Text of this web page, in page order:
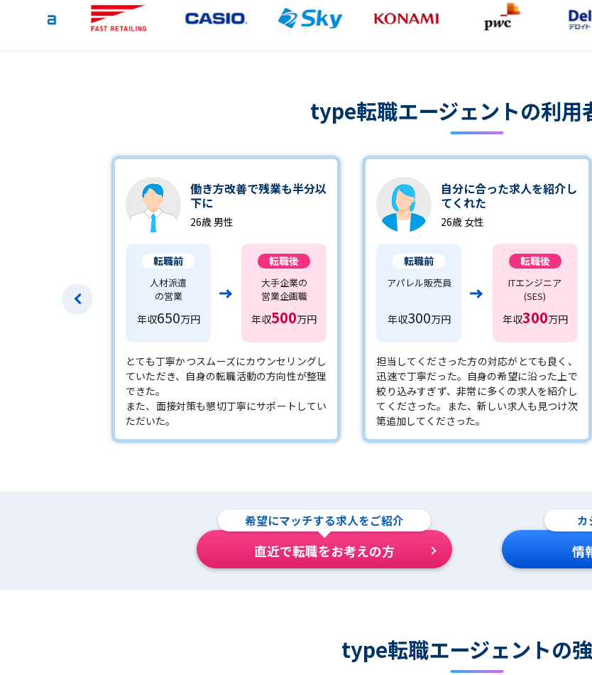
type転職エージェントの利用
働き方改善で残業も半分以
下に
26歳 男性
転職前
人材派遣
の営業
年収650万円
転職後
大手企業の
営業企画職
年収500万円
とても丁寧かつスムーズにカウンセリングし
ていただき、自身の転職活動の方向性が整理
できた。
また、面接対策も懇切丁寧にサポートしてい
ただいた。
自分に合った求人を紹介し
てくれた
26歳 女性
転職前
アパレル販売員
年収300万円
転職後
ITエンジニア
(SES)
年収300万円
担当してくださった方の対応がとても良く、
迅速で丁寧だった。自身の希望に沿った上で
絞り込みすぎず、非常に多くの求人を紹介し
てくださった。また、新しい求人も見つけ次
第追加してくださった。
希望にマッチする求人をご紹介
直近で転職をお考えの方
カ
情
type転職エージェントの